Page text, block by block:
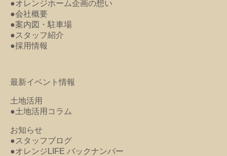
●オレンジホーム企画の想い
●会社概要
●案内図・駐車場
●スタッフ紹介
●採用情報
最新イベント情報
土地活用
●土地活用コラム
お知らせ
●スタッフブログ
●オレンジLIFE バックナンバー